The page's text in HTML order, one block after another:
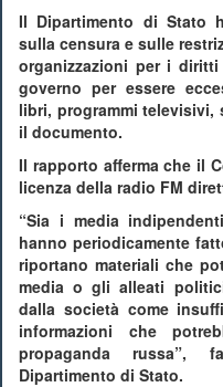
Il Dipartimento di Stato
sulla censura e sulle
organizzazioni per i
governo per essere
libri, programmi televisivi,
il documento.
Il rapporto afferma che il
licenza della radio FM
“Sia i media
hanno periodicamente
riportano materiali che
media o gli alleati
dalla società come
informazioni che
propaganda russa”,
Dipartimento di Stato.